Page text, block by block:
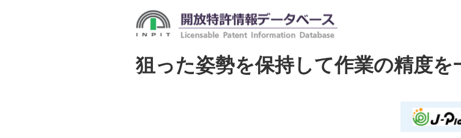
狙った姿勢を保持して作業の精度を